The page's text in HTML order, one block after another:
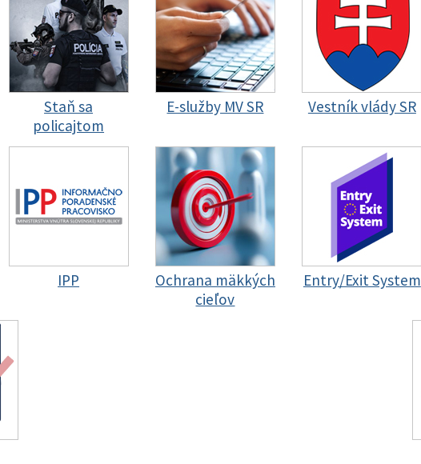
Staň sa
policajtom
E-služby MV SR Vestník vlády SR
IPP
Ochrana mäkkých
cieľov
Entry/Exit System